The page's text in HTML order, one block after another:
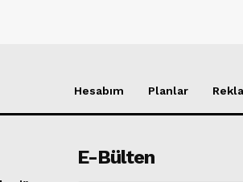
Hesabım Planlar
E-Bülten